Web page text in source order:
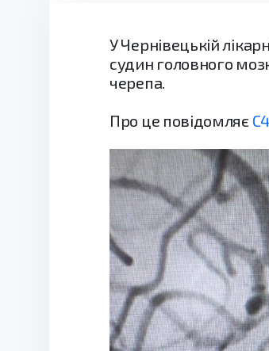
У Чернівецькій
судин головного
черепа.
Про це повідомляє С4